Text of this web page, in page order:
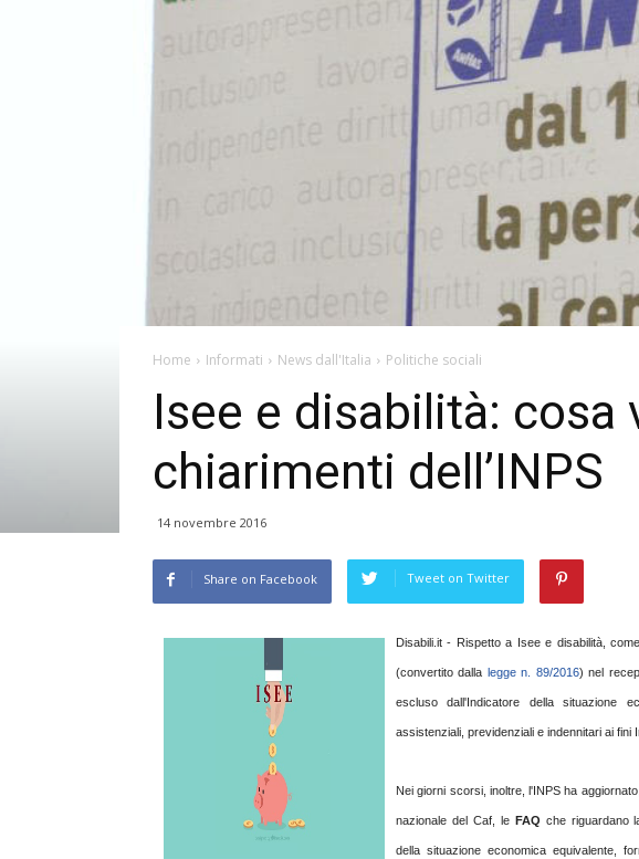
Home Informati News dall'Italia Politiche sociali
Isee e disabilità: cosa
chiarimenti dell’INPS
14 novembre 2016
Share on Facebook Tweet on Twitter
Disabili.it - Rispetto a Isee e disabilità,
(convertito dalla legge n. 89/2016) nel
escluso dall'Indicatore della situazione
assistenziali, previdenziali e indennitari ai fini
Nei giorni scorsi, inoltre, l'INPS ha
nazionale del Caf, le FAQ che riguardano
della situazione economica equivalente,